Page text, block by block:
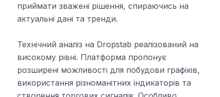
приймати зважені рішення, спираючись на
актуальні дані та тренди.
Технічний аналіз на Dropstab реалізований на
високому рівні. Платформа пропонує
розширені можливості для побудови графіків,
використання різноманітних індикаторів та